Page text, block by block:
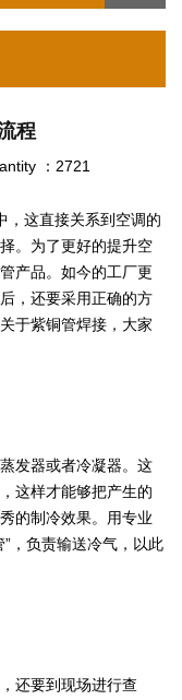
程
：2721
，这直接关系到空调的
。为了更好的提升空
产品。如今的工厂更
，还要采用正确的方
于紫铜管焊接，大家
发器或者冷凝器。这
这样才能够把产生的
的制冷效果。用专业
，负责输送冷气，以此
还要到现场进行查